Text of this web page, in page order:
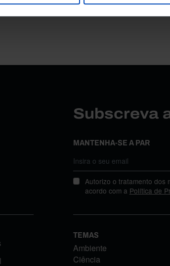
Subscreva
MANTENHA-SE A PAR
Autorizo o tratamento dos
acordo com a Política de
TEMAS
Ambiente
Ciência